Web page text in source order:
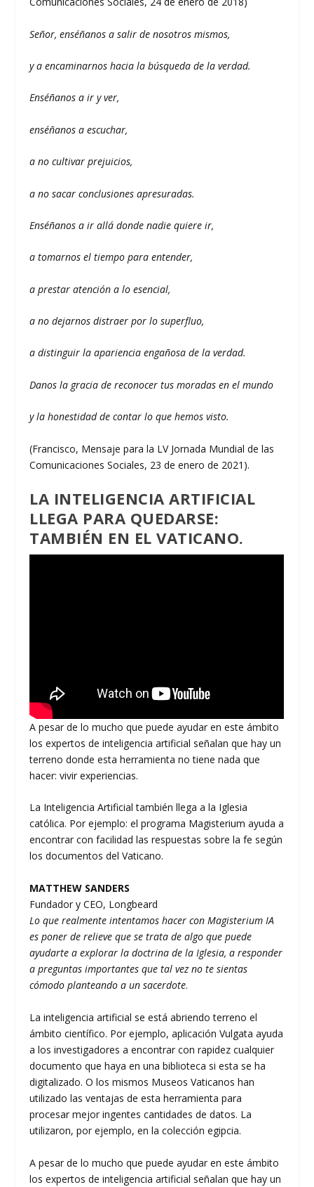
Señor, enséñanos a salir de nosotros mismos,
y a encaminarnos hacia la búsqueda de la verdad.
Enséñanos a ir y ver,
enséñanos a escuchar,
a no cultivar prejuicios,
a no sacar conclusiones apresuradas.
Enséñanos a ir allá donde nadie quiere ir,
a tomarnos el tiempo para entender,
a prestar atención a lo esencial,
a no dejarnos distraer por lo superfluo,
a distinguir la apariencia engañosa de la verdad.
Danos la gracia de reconocer tus moradas en el mundo
y la honestidad de contar lo que hemos visto.
(Francisco, Mensaje para la LV Jornada Mundial de las
Comunicaciones Sociales, 23 de enero de 2021).
LA INTELIGENCIA ARTIFICIAL
LLEGA PARA QUEDARSE:
TAMBIÉN EN EL VATICANO.
A pesar de lo mucho que puede ayudar en este ámbito
los expertos de inteligencia artificial señalan que hay un
terreno donde esta herramienta no tiene nada que
hacer: vivir experiencias.
La Inteligencia Artificial también llega a la Iglesia
católica. Por ejemplo: el programa Magisterium ayuda a
encontrar con facilidad las respuestas sobre la fe según
los documentos del Vaticano.
MATTHEW SANDERS
Fundador y CEO, Longbeard
Lo que realmente intentamos hacer con Magisterium IA
es poner de relieve que se trata de algo que puede
ayudarte a explorar la doctrina de la Iglesia, a responder
a preguntas importantes que tal vez no te sientas
cómodo planteando a un sacerdote.
La inteligencia artificial se está abriendo terreno el
ámbito científico. Por ejemplo, aplicación Vulgata ayuda
a los investigadores a encontrar con rapidez cualquier
documento que haya en una biblioteca si esta se ha
digitalizado. O los mismos Museos Vaticanos han
utilizado las ventajas de esta herramienta para
procesar mejor ingentes cantidades de datos. La
utilizaron, por ejemplo, en la colección egipcia.
A pesar de lo mucho que puede ayudar en este ámbito
los expertos de inteligencia artificial señalan que hay un